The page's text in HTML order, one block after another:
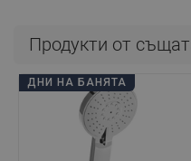
Продукти от
ДНИ НА БАНЯТА